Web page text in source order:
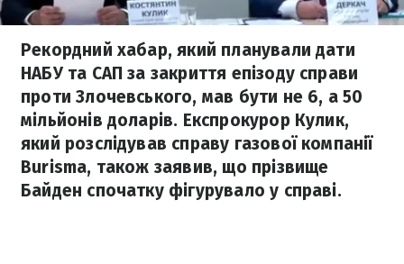
Рекордний хабар, який планували дати
НАБУ та САП за закриття епізоду справи
проти Злочевського, мав бути не 6, а 50
мільйонів доларів. Експрокурор Кулик,
який розслідував справу газової компанії
Burisma, також заявив, що прізвище
Байден спочатку фігурувало у справі.